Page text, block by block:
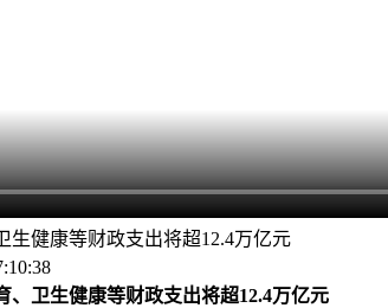
生健康等财政支出将超12.4万亿元
、卫生健康等财政支出将超12.4万亿元